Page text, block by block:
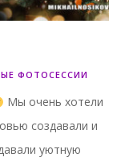
ФОТОСЕССИИ
Мы очень хотели
создавали и
уютную